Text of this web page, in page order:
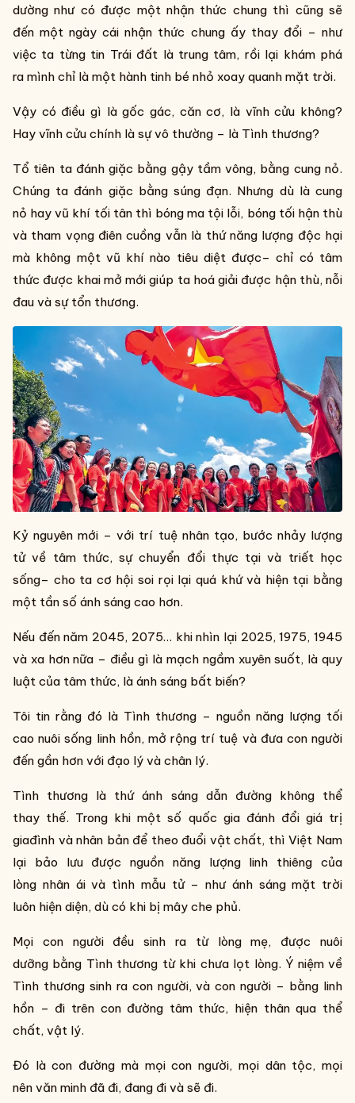
dường như có được một nhận thức chung thì cũng sẽ
đến một ngày cái nhận thức chung ấy thay đổi – như
việc ta từng tin Trái đất là trung tâm, rồi lại khám phá
ra mình chỉ là một hành tinh bé nhỏ xoay quanh mặt trời.
Vậy có điều gì là gốc gác, căn cơ, là vĩnh cửu không?
Hay vĩnh cửu chính là sự vô thường – là Tình thương?
Tổ tiên ta đánh giặc bằng gậy tầm vông, bằng cung nỏ.
Chúng ta đánh giặc bằng súng đạn. Nhưng dù là cung
nỏ hay vũ khí tối tân thì bóng ma tội lỗi, bóng tối hận thù
và tham vọng điên cuồng vẫn là thứ năng lượng độc hại
mà không một vũ khí nào tiêu diệt được– chỉ có tâm
thức được khai mở mới giúp ta hoá giải được hận thù, nỗi
đau và sự tổn thương.
Kỷ nguyên mới – với trí tuệ nhân tạo, bước nhảy lượng
tử về tâm thức, sự chuyển đổi thực tại và triết học
sống– cho ta cơ hội soi rọi lại quá khứ và hiện tại bằng
một tần số ánh sáng cao hơn.
Nếu đến năm 2045, 2075… khi nhìn lại 2025, 1975, 1945
và xa hơn nữa – điều gì là mạch ngầm xuyên suốt, là quy
luật của tâm thức, là ánh sáng bất biến?
Tôi tin rằng đó là Tình thương – nguồn năng lượng tối
cao nuôi sống linh hồn, mở rộng trí tuệ và đưa con người
đến gần hơn với đạo lý và chân lý.
Tình thương là thứ ánh sáng dẫn đường không thể
thay thế. Trong khi một số quốc gia đánh đổi giá trị
giađình và nhân bản để theo đuổi vật chất, thì Việt Nam
lại bảo lưu được nguồn năng lượng linh thiêng của
lòng nhân ái và tình mẫu tử – như ánh sáng mặt trời
luôn hiện diện, dù có khi bị mây che phủ.
Mọi con người đều sinh ra từ lòng mẹ, được nuôi
dưỡng bằng Tình thương từ khi chưa lọt lòng. Ý niệm về
Tình thương sinh ra con người, và con người – bằng linh
hồn – đi trên con đường tâm thức, hiện thân qua thể
chất, vật lý.
Đó là con đường mà mọi con người, mọi dân tộc, mọi
nên văn minh đã đi, đang đi và sẽ đi.